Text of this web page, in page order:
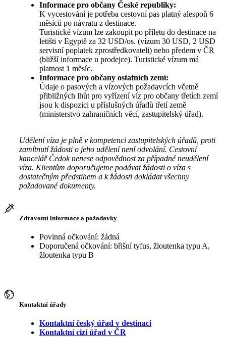
Informace pro občany České republiky:
K vycestování je potřeba cestovní pas platný alespoň 6
měsíců po návratu z destinace.
Turistické vízum lze zakoupit po příletu do destinace na
letišti v Egyptě za 32 USD/os. (vízum 30 USD, 2 USD
servisní poplatek zprostředkovateli) nebo předem v ČR
(bližší informace u prodejce). Turistické vízum má
platnost 1 měsíc.
Informace pro občany ostatních zemí:
Údaje o pasových a vízových požadavcích včetně
přibližných lhůt pro vyřízení víz pro občany třetích zemí
jsou k dispozici u příslušných úřadů třetí země
(ministerstvo zahraničních věcí, zastupitelský úřad).
Udělení víza je plně v kompetenci zastupitelských úřadů, proti
zamítnutí žádosti o jeho udělení není odvolání. Cestovní
kancelář Čedok nenese odpovědnost za případné neudělení
víza. Klientům doporučujeme podávat žádosti o víza s
dostatečným předstihem a k žádosti dokládat všechny
požadované dokumenty.
Zdravotní informace a požadavky
Povinná očkování: žádná
Doporučená očkování: břišní tyfus, žloutenka typu A,
žloutenka typu B
Kontaktní úřady
Kontaktní český úřad v destinaci
Kontaktní cizí úřad v ČR